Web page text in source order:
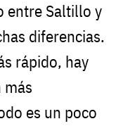
entre Saltillo y
diferencias.
rápido, hay
más
es un poco